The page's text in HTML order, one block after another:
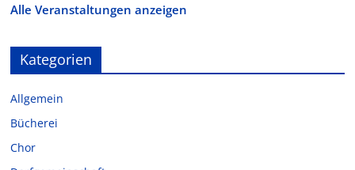
Alle Veranstaltungen anzeigen
Kategorien
Allgemein
Bücherei
Chor